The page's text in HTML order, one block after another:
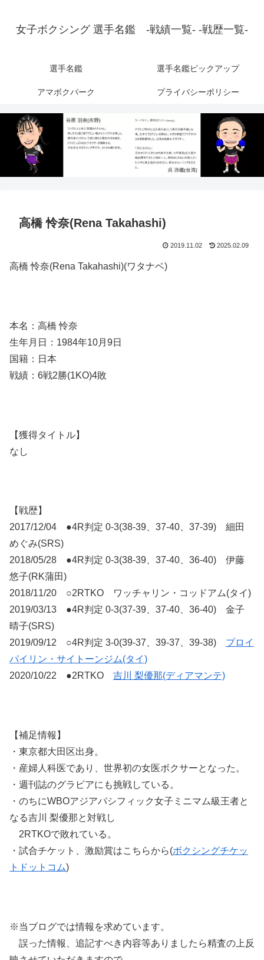
女子ボクシング 選手名鑑 -戦績一覧- -戦歴一覧-
選手名鑑 選手名鑑ピックアップ
アマボクパーク プライバシーポリシー
高橋 怜奈(Rena Takahashi)
2019.11.02 2025.02.09
高橋 怜奈(Rena Takahashi)(ワタナベ)
本名：高橋 怜奈
生年月日：1984年10月9日
国籍：日本
戦績：6戦2勝(1KO)4敗
【獲得タイトル】
なし
【戦歴】
2017/12/04 ●4R判定 0-3(38-39、37-40、37-39) 細田
めぐみ(SRS)
2018/05/28 ●4R判定 0-3(38-39、37-40、36-40) 伊藤
悠子(RK蒲田)
2018/11/20 ○2RTKO ワッチャリン・コッドアム(タイ)
2019/03/13 ●4R判定 0-3(37-39、37-40、36-40) 金子
晴子(SRS)
2019/09/12 ○4R判定 3-0(39-37、39-37、39-38) プロイ
パイリン・サイトーンジム(タイ)
2020/10/22 ●2RTKO 吉川 梨優那(ディアマンテ)
【補足情報】
・東京都大田区出身。
・産婦人科医であり、世界初の女医ボクサーとなった。
・週刊誌のグラビアにも挑戦している。
・のちにWBOアジアパシフィック女子ミニマム級王者と
なる吉川 梨優那と対戦し
2RTKOで敗れている。
・試合チケット、激励賞はこちらから(ボクシングチケッ
トドットコム)
※当ブログでは情報を求めています。
誤った情報、追記すべき内容等ありましたら精査の上反